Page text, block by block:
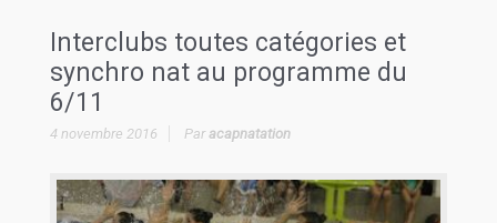
Interclubs toutes catégories et
synchro nat au programme du
6/11
4 novembre 2016 Paracapnatation